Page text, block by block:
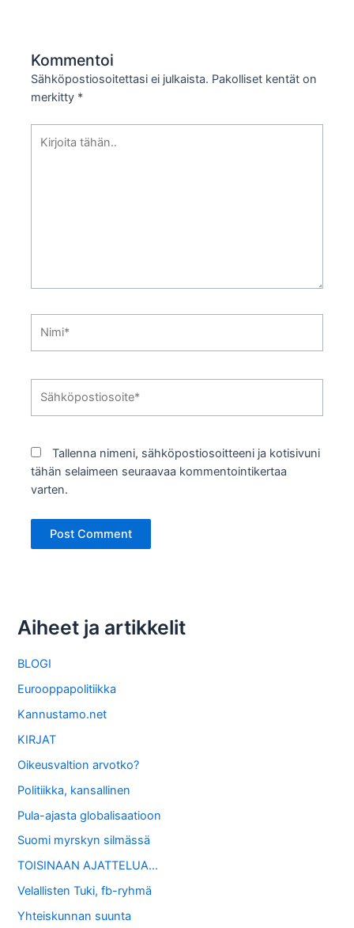
Kommentoi
Sähköpostiosoitettasi ei julkaista. Pakolliset kentät on
merkitty *
tähän..
Tallenna nimeni, sähköpostiosoitteeni ja kotisivuni
tähän selaimeen seuraavaa kommentointikertaa
varten.
Aiheet ja artikkelit
BLOGI
Eurooppapolitiikka
Kannustamo.net
KIRJAT
Oikeusvaltion arvotko?
Politiikka, kansallinen
Pula-ajasta globalisaatioon
Suomi myrskyn silmässä
TOISINAAN AJATTELUA…
Velallisten Tuki, fb-ryhmä
Yhteiskunnan suunta